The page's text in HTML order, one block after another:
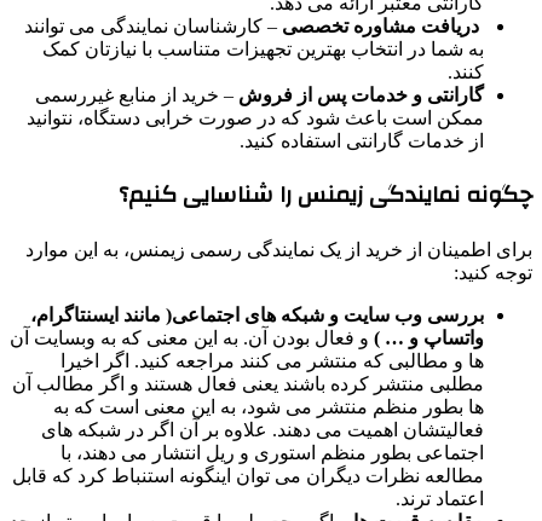
دریافت مشاوره تخصصی – کارشناسان نمایندگی می توانند
به شما در انتخاب بهترین تجهیزات متناسب با نیازتان کمک
کنند.
گارانتی و خدمات پس از فروش – خرید از منابع غیررسمی
ممکن است باعث شود که در صورت خرابی دستگاه، نتوانید
از خدمات گارانتی استفاده کنید.
چگونه نمایندگی زیمنس را شناسایی کنیم؟
برای اطمینان از خرید از یک نمایندگی رسمی زیمنس، به این موارد
توجه کنید:
بررسی وب سایت و شبکه های اجتماعی( مانند ایسنتاگرام،
واتساپ و … ) و فعال بودن آن. به این معنی که به وبسایت آن
ها و مطالبی که منتشر می کنند مراجعه کنید. اگر اخیرا
مطلبی منتشر کرده باشند یعنی فعال هستند و اگر مطالب آن
ها بطور منظم منتشر می شود، به این معنی است که به
فعالیتشان اهمیت می دهند. علاوه بر آن اگر در شبکه های
اجتماعی بطور منظم استوری و ریل انتشار می دهند، با
مطالعه نظرات دیگران می توان اینگونه استنباط کرد که قابل
اعتماد ترند.